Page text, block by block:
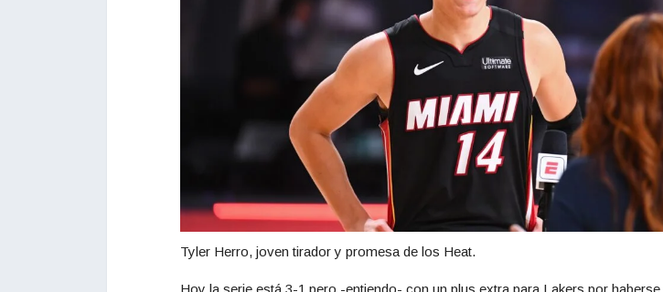
Tyler Herro, joven tirador y promesa de los Heat.
Hoy la serie está 3-1 pero -entiendo- con un plus extra para Lakers por